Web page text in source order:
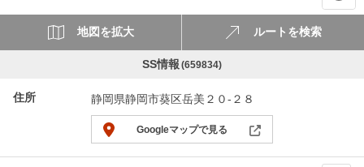
SS情報 (659834)
住所 静岡県静岡市葵区岳美２０-２８
Googleマップで見る
地図を拡大 ルートを検索